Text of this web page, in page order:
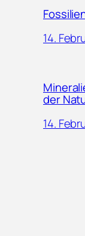
14.
der
14.